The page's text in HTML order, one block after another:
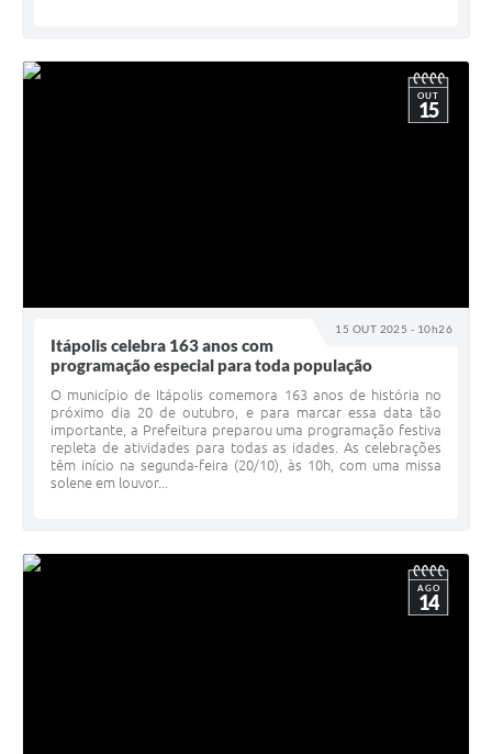
15 OUT 2025 - 10h26
OUT
15
Itápolis celebra 163 anos com
programação especial para toda população
O município de Itápolis comemora 163 anos de história no
próximo dia 20 de outubro, e para marcar essa data tão
importante, a Prefeitura preparou uma programação festiva
repleta de atividades para todas as idades. As celebrações
têm início na segunda-feira (20/10), às 10h, com uma missa
solene em louvor...
AGO
14